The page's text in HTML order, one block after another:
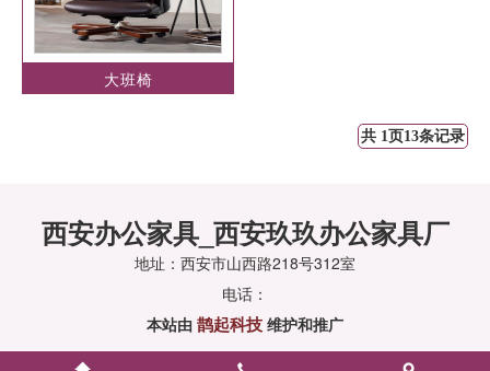
大班椅
共 1页13条记录
西安办公家具_西安玖玖办公家具厂
地址：西安市山西路218号312室
电话：
本站由 鹊起科技 维护和推广